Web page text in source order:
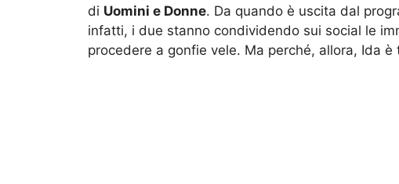
di Uomini e Donne. Da quando è uscita dal
infatti, i due stanno condividendo sui social le
procedere a gonfie vele. Ma perché, allora, Ida